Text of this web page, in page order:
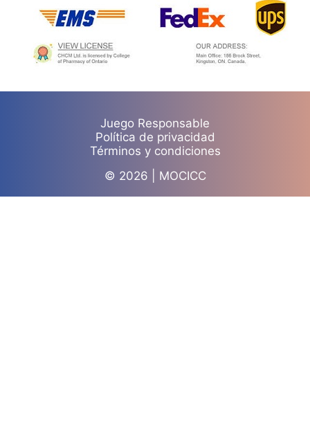
Juego Responsable
Política de privacidad
Términos y condiciones
© 2026 | MOCICC